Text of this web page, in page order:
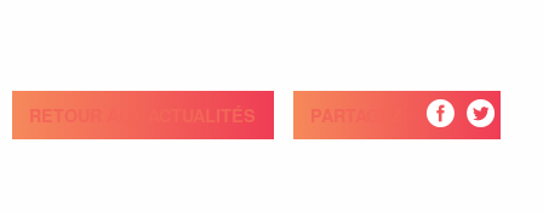
RETOUR AUX ACTUALITÉS PARTAGEZ